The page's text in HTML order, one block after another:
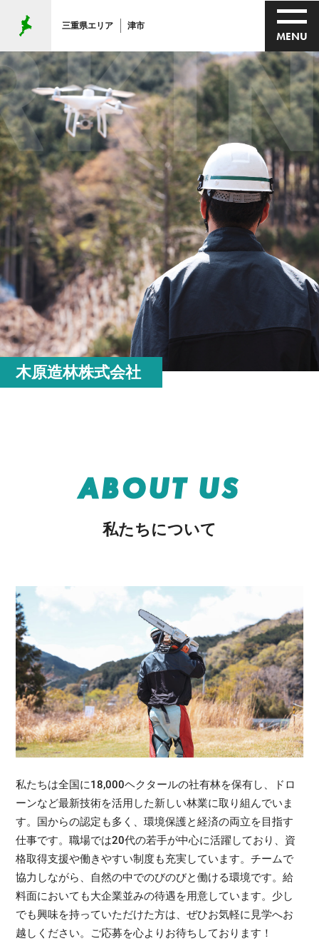
三重県エリア 津市
MENU
木原造林株式会社
ABOUT US
私たちについて
私たちは全国に18,000ヘクタールの社有林を保有し、ドロ
ーンなど最新技術を活用した新しい林業に取り組んでいま
す。国からの認定も多く、環境保護と経済の両立を目指す
仕事です。職場では20代の若手が中心に活躍しており、資
格取得支援や働きやすい制度も充実しています。チームで
協力しながら、自然の中でのびのびと働ける環境です。給
料面においても大企業並みの待遇を用意しています。少し
でも興味を持っていただけた方は、ぜひお気軽に見学へお
越しください。ご応募を心よりお待ちしております！